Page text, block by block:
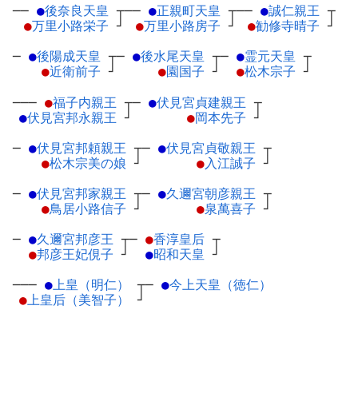
── ●後奈良天皇 ┬
●万里小路栄子 ┘
── ●正親町天皇 ┬
●万里小路房子 ┘
── ●誠仁親王 ┬
●勧修寺晴子 ┘
─ ●後陽成天皇 ┬
●近衛前子 ┘
─ ●後水尾天皇 ┬
●園国子 ┘
─ ●霊元天皇 ┬
●松木宗子 ┘
─── ●福子内親王 ┬
●伏見宮邦永親王 ┘
─ ●伏見宮貞建親王 ┬
●岡本先子 ┘
─ ●伏見宮邦頼親王 ┬
●松木宗美の娘 ┘
─ ●伏見宮貞敬親王 ┬
●入江誠子 ┘
─ ●伏見宮邦家親王 ┬
●鳥居小路信子 ┘
─ ●久邇宮朝彦親王 ┬
●泉萬喜子 ┘
─ ●久邇宮邦彦王 ┬
●邦彦王妃俔子 ┘
─ ●香淳皇后 ┬
●昭和天皇 ┘
─── ●上皇（明仁）
┬
●上皇后（美智子） ┘
─ ●今上天皇（徳仁）